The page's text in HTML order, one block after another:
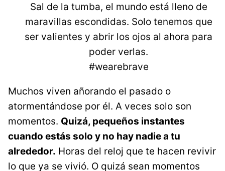
Sal de la tumba, el mundo está lleno de
maravillas escondidas. Solo tenemos que
ser valientes y abrir los ojos al ahora para
poder verlas.
#wearebrave
Muchos viven añorando el pasado o
atormentándose por él. A veces solo son
momentos. Quizá, pequeños instantes
cuando estás solo y no hay nadie a tu
alrededor. Horas del reloj que te hacen revivir
lo que ya se vivió. O quizá sean momentos